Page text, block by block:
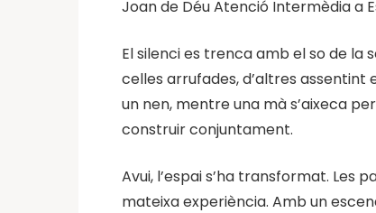
Joan de Déu Atenció Intermèdia a
El silenci es trenca amb el so de la
celles arrufades, d’altres assentint
un nen, mentre una mà s’aixeca
construir conjuntament.
Avui, l’espai s’ha transformat. Les
mateixa experiència. Amb un